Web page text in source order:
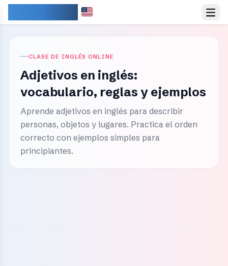
CLASE DE INGLÉS ONLINE
Adjetivos en inglés:
vocabulario, reglas y ejemplos
Aprende adjetivos en inglés para describir
personas, objetos y lugares. Practica el orden
correcto con ejemplos simples para
principiantes.